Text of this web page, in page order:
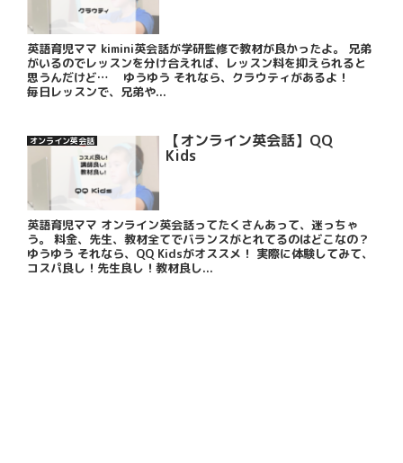
英語育児ママ kimini英会話が学研監修で教材が良かったよ。 兄弟
がいるのでレッスンを分け合えれば、レッスン料を抑えられると
思うんだけど… ゆうゆう それなら、クラウティがあるよ！
毎日レッスンで、兄弟や...
オンライン英会話 【オンライン英会話】QQ
Kids
英語育児ママ オンライン英会話ってたくさんあって、迷っちゃ
う。 料金、先生、教材全てでバランスがとれてるのはどこなの？
ゆうゆう それなら、QQ Kidsがオススメ！ 実際に体験してみて、
コスパ良し！先生良し！教材良し...